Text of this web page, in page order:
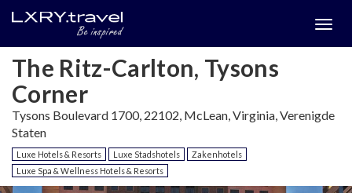
The Ritz-Carlton, Tysons
Corner
Tysons Boulevard 1700, 22102, McLean, Virginia, Verenigde
Staten
Luxe Hotels & Resorts Luxe Stadshotels
Zakenhotels
Luxe Spa & Wellness Hotels & Resorts